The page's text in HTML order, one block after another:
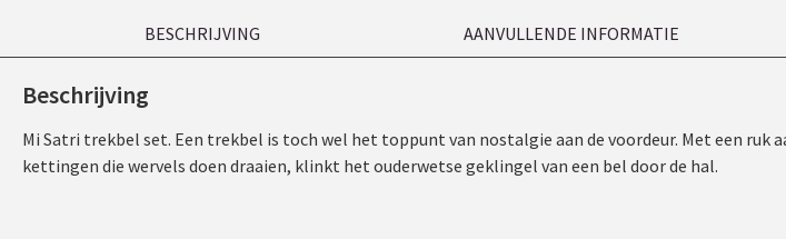
BESCHRIJVING AANVULLENDE INFORMATIE
Beschrijving
Mi Satri trekbel set. Een trekbel is toch wel het toppunt van nostalgie aan de voordeur. Met een ruk
kettingen die wervels doen draaien, klinkt het ouderwetse geklingel van een bel door de hal.